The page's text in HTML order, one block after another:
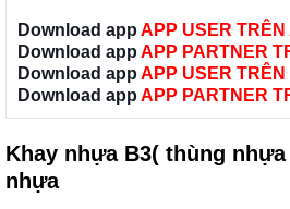
Download app APP USER TRÊN
Download app APP PARTNER
Download app APP USER
Download app APP PARTNER
Khay nhựa B3( thùng
nhựa